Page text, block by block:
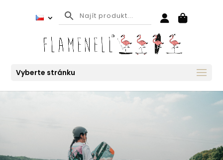
Vyberte stránku